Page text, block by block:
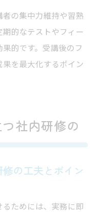
の集中力維持や習熟
的なテストやフィー
的です。受講後のフ
を最大化するポイン
社内研修の
の工夫とポイン
ためには、実務に即